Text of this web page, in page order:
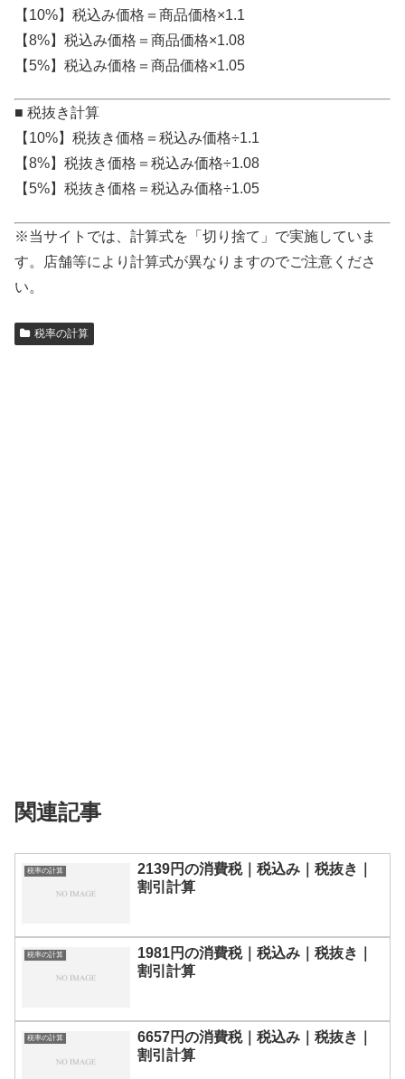
【10%】税込み価格＝商品価格×1.1
【8%】税込み価格＝商品価格×1.08
【5%】税込み価格＝商品価格×1.05
■ 税抜き計算
【10%】税抜き価格＝税込み価格÷1.1
【8%】税抜き価格＝税込み価格÷1.08
【5%】税抜き価格＝税込み価格÷1.05
※当サイトでは、計算式を「切り捨て」で実施していま
す。店舗等により計算式が異なりますのでご注意くださ
い。
税率の計算
関連記事
税率の計算
2139円の消費税｜税込み｜税抜き｜
割引計算
税率の計算
1981円の消費税｜税込み｜税抜き｜
割引計算
税率の計算
6657円の消費税｜税込み｜税抜き｜
割引計算